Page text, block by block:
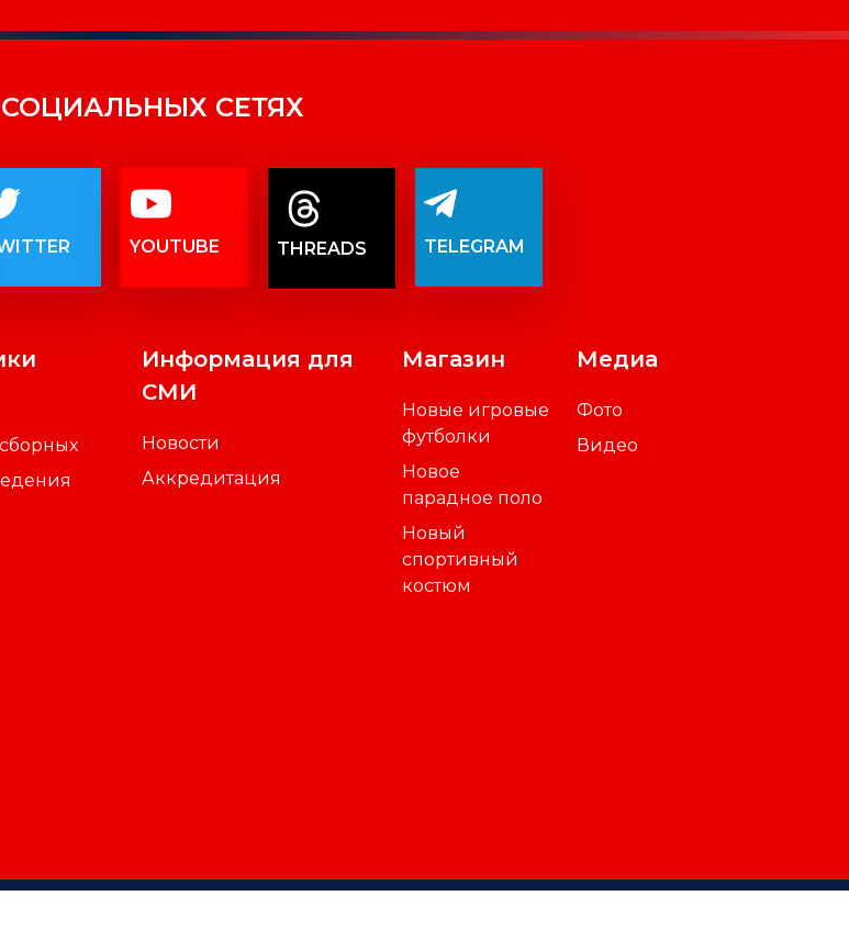
СЕТЯХ
YOUTUBE THREADS TELEGRAM
Информация для
СМИ
Новости
Аккредитация
Магазин
Новые игровые
футболки
Новое
парадное поло
Новый
спортивный
костюм
Медиа
Фото
Видео